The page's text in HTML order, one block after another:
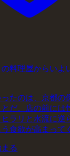
料理屋からいよ
たのは、京都の
だ。店の前には
ラリと水流に逆
食欲が高まって
る